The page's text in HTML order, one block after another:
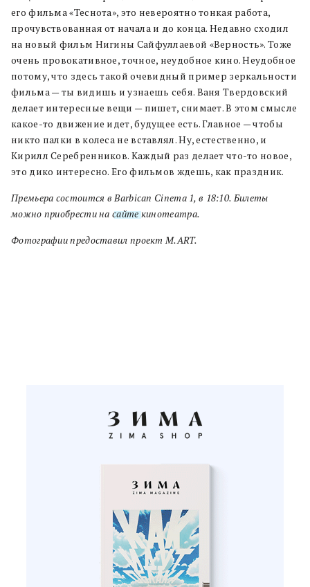
его фильма «Теснота», это невероятно тонкая работа,
прочувствованная от начала и до конца. Недавно сходил
на новый фильм Нигины Сайфуллаевой «Верность». Тоже
очень провокативное, точное, неудобное кино. Неудобное
потому, что здесь такой очевидный пример зеркальности
фильма — ты видишь и узнаешь себя. Ваня Твердовский
делает интересные вещи — пишет, снимает. В этом смысле
какое-то движение идет, будущее есть. Главное — чтобы
никто палки в колеса не вставлял. Ну, естественно, и
Кирилл Серебренников. Каждый раз делает что-то новое,
это дико интересно. Его фильмов ждешь, как праздник.
Премьера состоится в Barbican Cinema 1, в 18:10. Билеты
можно приобрести насайтекинотеатра.
Фотографии предоставил проект M.ART.